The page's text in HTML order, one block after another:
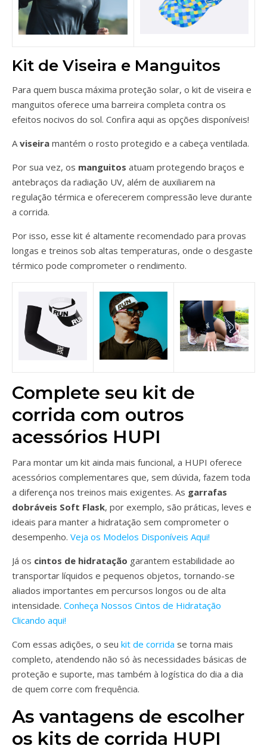
Kit de Viseira e Manguitos
Para quem busca máxima proteção solar, o kit de viseira e
manguitos oferece uma barreira completa contra os
efeitos nocivos do sol. Confira aqui as opções disponíveis!
Aviseira mantém o rosto protegido e a cabeça ventilada.
Por sua vez, os manguitos atuam protegendo braços e
antebraços da radiação UV, além de auxiliarem na
regulação térmica e oferecerem compressão leve durante
a corrida.
Por isso, esse kit é altamente recomendado para provas
longas e treinos sob altas temperaturas, onde o desgaste
térmico pode comprometer o rendimento.
Complete seu kit de
corrida com outros
acessórios HUPI
Para montar um kit ainda mais funcional, a HUPI oferece
acessórios complementares que, sem dúvida, fazem toda
a diferença nos treinos mais exigentes. As garrafas
dobráveis Soft Flask, por exemplo, são práticas, leves e
ideais para manter a hidratação sem comprometer o
desempenho. Veja os Modelos Disponíveis Aqui!
Já os cintos de hidratação garantem estabilidade ao
transportar líquidos e pequenos objetos, tornando-se
aliados importantes em percursos longos ou de alta
intensidade. Conheça Nossos Cintos de Hidratação
Clicando aqui!
Com essas adições, o seu kit de corrida se torna mais
completo, atendendo não só às necessidades básicas de
proteção e suporte, mas também à logística do dia a dia
de quem corre com frequência.
As vantagens de escolher
os kits de corrida HUPI